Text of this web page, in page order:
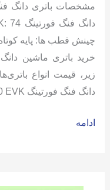
دانگ فنگ فورتینگ S50 EVK
باتری
ادامه